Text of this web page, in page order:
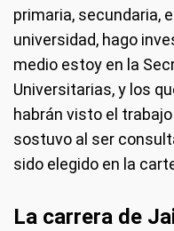
primaria, secundaria,
universidad, hago
medio estoy en la
Universitarias, y los
habrán visto el
sostuvo al ser
sido elegido en la
La carrera de